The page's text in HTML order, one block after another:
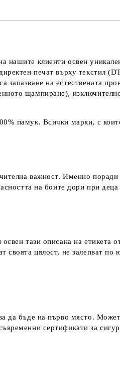
клиенти освен
печат върху текстил
на естествената
щампиране),
памук. Всички марки, с
важност. Именно
на боите дори при
тази описана на етикета
цялост, не залепват по
да бъде на първо място.
сертификати за